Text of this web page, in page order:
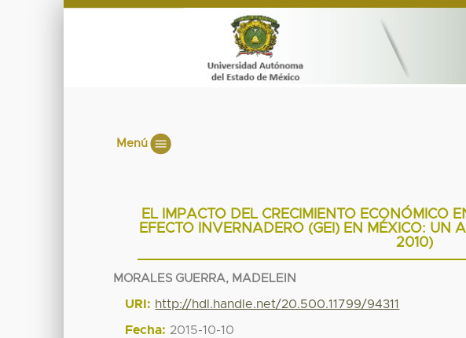
Menú
EL IMPACTO DEL CRECIMIENTO ECONÓMICO
EFECTO INVERNADERO (GEI) EN MÉXICO: UN
2010)
MORALES GUERRA, MADELEIN
URI: http://hdl.handle.net/20.500.11799/94311
Fecha: 2015-10-10